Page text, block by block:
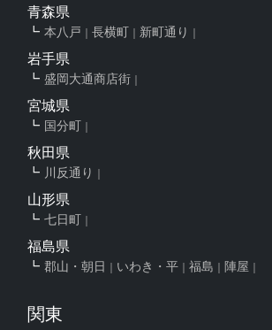
青森県
本八戸 長横町 新町通り
岩手県
盛岡大通商店街
宮城県
国分町
秋田県
川反通り
山形県
七日町
福島県
郡山・朝日 いわき・平 福島 陣屋
関東